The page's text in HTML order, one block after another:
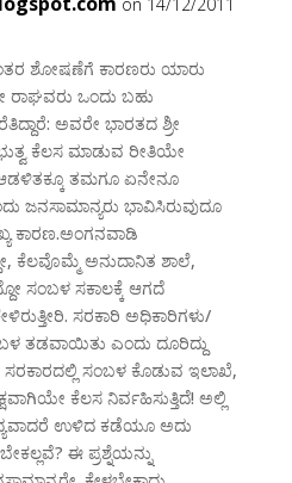
ಶೋಷಣೆಗೆ ಕಾರಣರು ಯಾರು
ರಾಘವರು ಒಂದು ಬಹು
ಅವರೇ ಭಾರತದ ಶ್ರೀ
ಕೆಲಸ ಮಾಡುವ ರೀತಿಯೇ
ಆಡಳಿತಕ್ಕೂ ತಮಗೂ ಏನೇನೂ
ಜನಸಾಮಾನ್ಯರು ಭಾವಿಸಿರುವುದೂ
ಕಾರಣ.ಅಂಗನವಾಡಿ
ಕೆಲವೊಮ್ಮೆ ಅನುದಾನಿತ ಶಾಲೆ,
ಸಂಬಳ ಸಕಾಲಕ್ಕೆ ಆಗದೆ
ಸರಕಾರಿ ಅಧಿಕಾರಿಗಳು/
ತಡವಾಯಿತು ಎಂದು ದೂರಿದ್ದು
ಸರಕಾರದಲ್ಲಿ ಸಂಬಳ ಕೊಡುವ ಇಲಾಖೆ,
ಕೆಲಸ ನಿರ್ವಹಿಸುತ್ತಿದೆ! ಅಲ್ಲಿ
ಉಳಿದ ಕಡೆಯೂ ಅದು
ಈ ಪ್ರಶ್ನೆಯನ್ನು